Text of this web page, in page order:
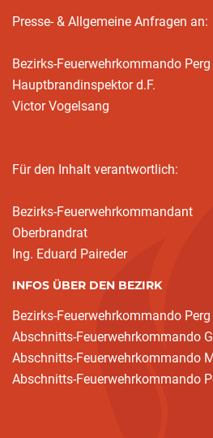
Presse- & Allgemeine Anfragen an:
Bezirks-Feuerwehrkommando Perg
Hauptbrandinspektor d.F.
Victor Vogelsang
Für den Inhalt verantwortlich:
Bezirks-Feuerwehrkommandant
Oberbrandrat
Ing. Eduard Paireder
INFOS ÜBER DEN BEZIRK
Bezirks-Feuerwehrkommando Perg
Abschnitts-Feuerwehrkommando
Abschnitts-Feuerwehrkommando
Abschnitts-Feuerwehrkommando